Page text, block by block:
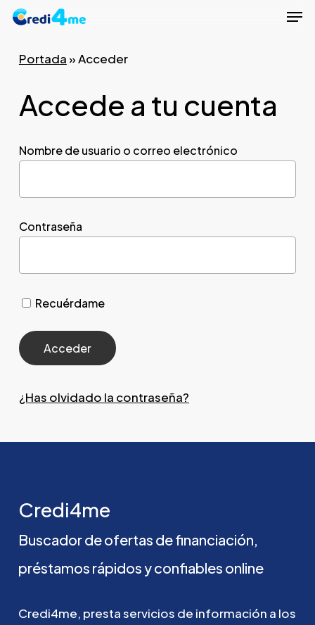
Skip
mainPortada»Acceder
Accede a tu cuenta
Nombre de usuario o correo electrónico
Contraseña
Recuérdame
¿Has olvidado la contraseña?
Credi4me
Buscadordeofertas definanciación,
préstamos rápidosyconfiables online
Credi4me, prestaservicios de información a los